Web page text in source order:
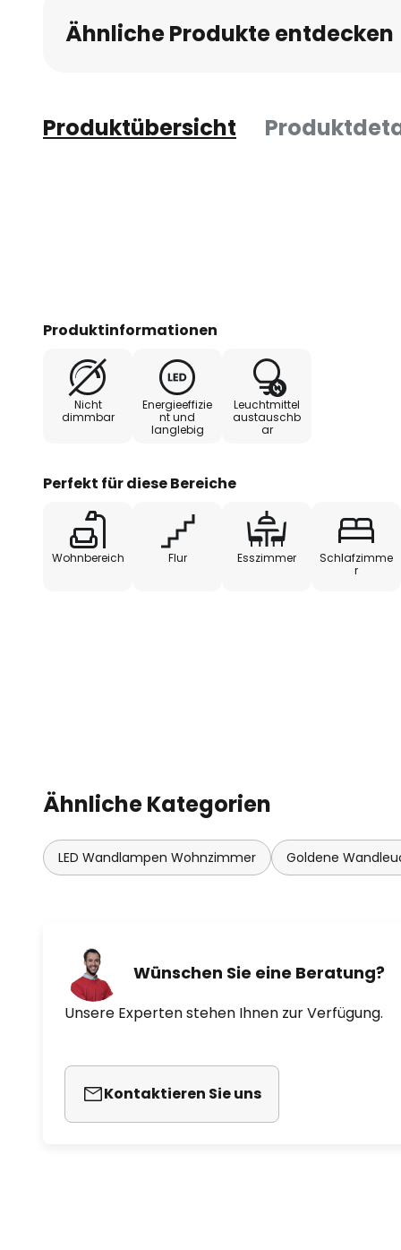
Ähnliche Produkte entdecken
Produktübersicht
Produktinformationen
Nicht
dimmbar
Energieeffizie
nt und
langlebig
Leuchtmittel
austauschb
ar
Perfekt für diese Bereiche
Wohnbereich Flur Esszimmer
Schlafzimme
r
Ähnliche Kategorien
LED Wandlampen Wohnzimmer Goldene
Wünschen Sie eine Beratung?
Unsere Experten stehen Ihnen zur Verfügung.
Kontaktieren Sie uns